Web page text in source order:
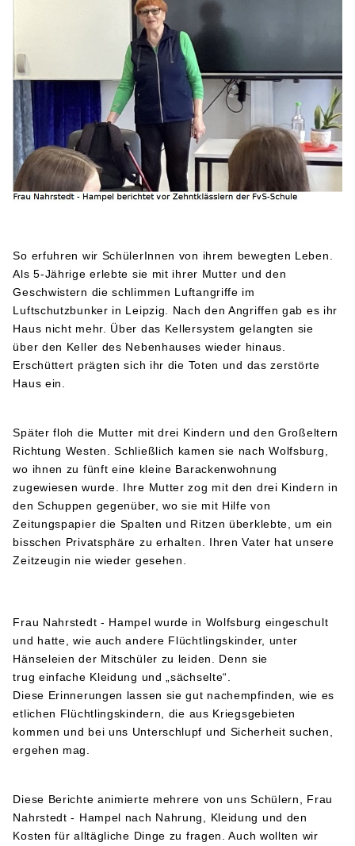
So erfuhren wir SchülerInnen von ihrem bewegten Leben.
Als 5-Jährige erlebte sie mit ihrer Mutter und den
Geschwistern die schlimmen Luftangriffe im
Luftschutzbunker in Leipzig. Nach den Angriffen gab es ihr
Haus nicht mehr. Über das Kellersystem gelangten sie
über den Keller des Nebenhauses wieder hinaus.
Erschüttert prägten sich ihr die Toten und das zerstörte
Haus ein.
Später floh die Mutter mit drei Kindern und den Großeltern
Richtung Westen. Schließlich kamen sie nach Wolfsburg,
wo ihnen zu fünft eine kleine Barackenwohnung
zugewiesen wurde. Ihre Mutter zog mit den drei Kindern in
den Schuppen gegenüber, wo sie mit Hilfe von
Zeitungspapier die Spalten und Ritzen überklebte, um ein
bisschen Privatsphäre zu erhalten. Ihren Vater hat unsere
Zeitzeugin nie wieder gesehen.
Frau Nahrstedt - Hampel wurde in Wolfsburg eingeschult
und hatte, wie auch andere Flüchtlingskinder, unter
Hänseleien der Mitschüler zu leiden. Denn sie
trug einfache Kleidung und „sächselte“.
Diese Erinnerungen lassen sie gut nachempfinden, wie es
etlichen Flüchtlingskindern, die aus Kriegsgebieten
kommen und bei uns Unterschlupf und Sicherheit suchen,
ergehen mag.
Diese Berichte animierte mehrere von uns Schülern, Frau
Nahrstedt - Hampel nach Nahrung, Kleidung und den
Kosten für alltägliche Dinge zu fragen. Auch wollten wir